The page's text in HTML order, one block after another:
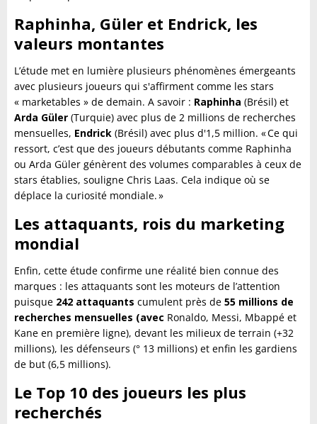
Raphinha, Güler et Endrick, les
valeurs montantes
L’étude met en lumière plusieurs phénomènes émergeants
avec plusieurs joueurs qui s'affirment comme les stars
« marketables » de demain. A savoir : Raphinha (Brésil) et
Arda Güler (Turquie) avec plus de 2 millions de recherches
mensuelles, Endrick (Brésil) avec plus d'1,5 million. « Ce qui
ressort, c’est que des joueurs débutants comme Raphinha
ou Arda Güler génèrent des volumes comparables à ceux de
stars établies, souligne Chris Laas. Cela indique où se
déplace la curiosité mondiale. »
Les attaquants, rois du marketing
mondial
Enfin, cette étude confirme une réalité bien connue des
marques : les attaquants sont les moteurs de l’attention
puisque 242 attaquants cumulent près de 55 millions de
recherches mensuelles (avec Ronaldo, Messi, Mbappé et
Kane en première ligne), devant les milieux de terrain (+32
millions), les défenseurs (° 13 millions) et enfin les gardiens
de but (6,5 millions).
Le Top 10 des joueurs les plus
recherchés